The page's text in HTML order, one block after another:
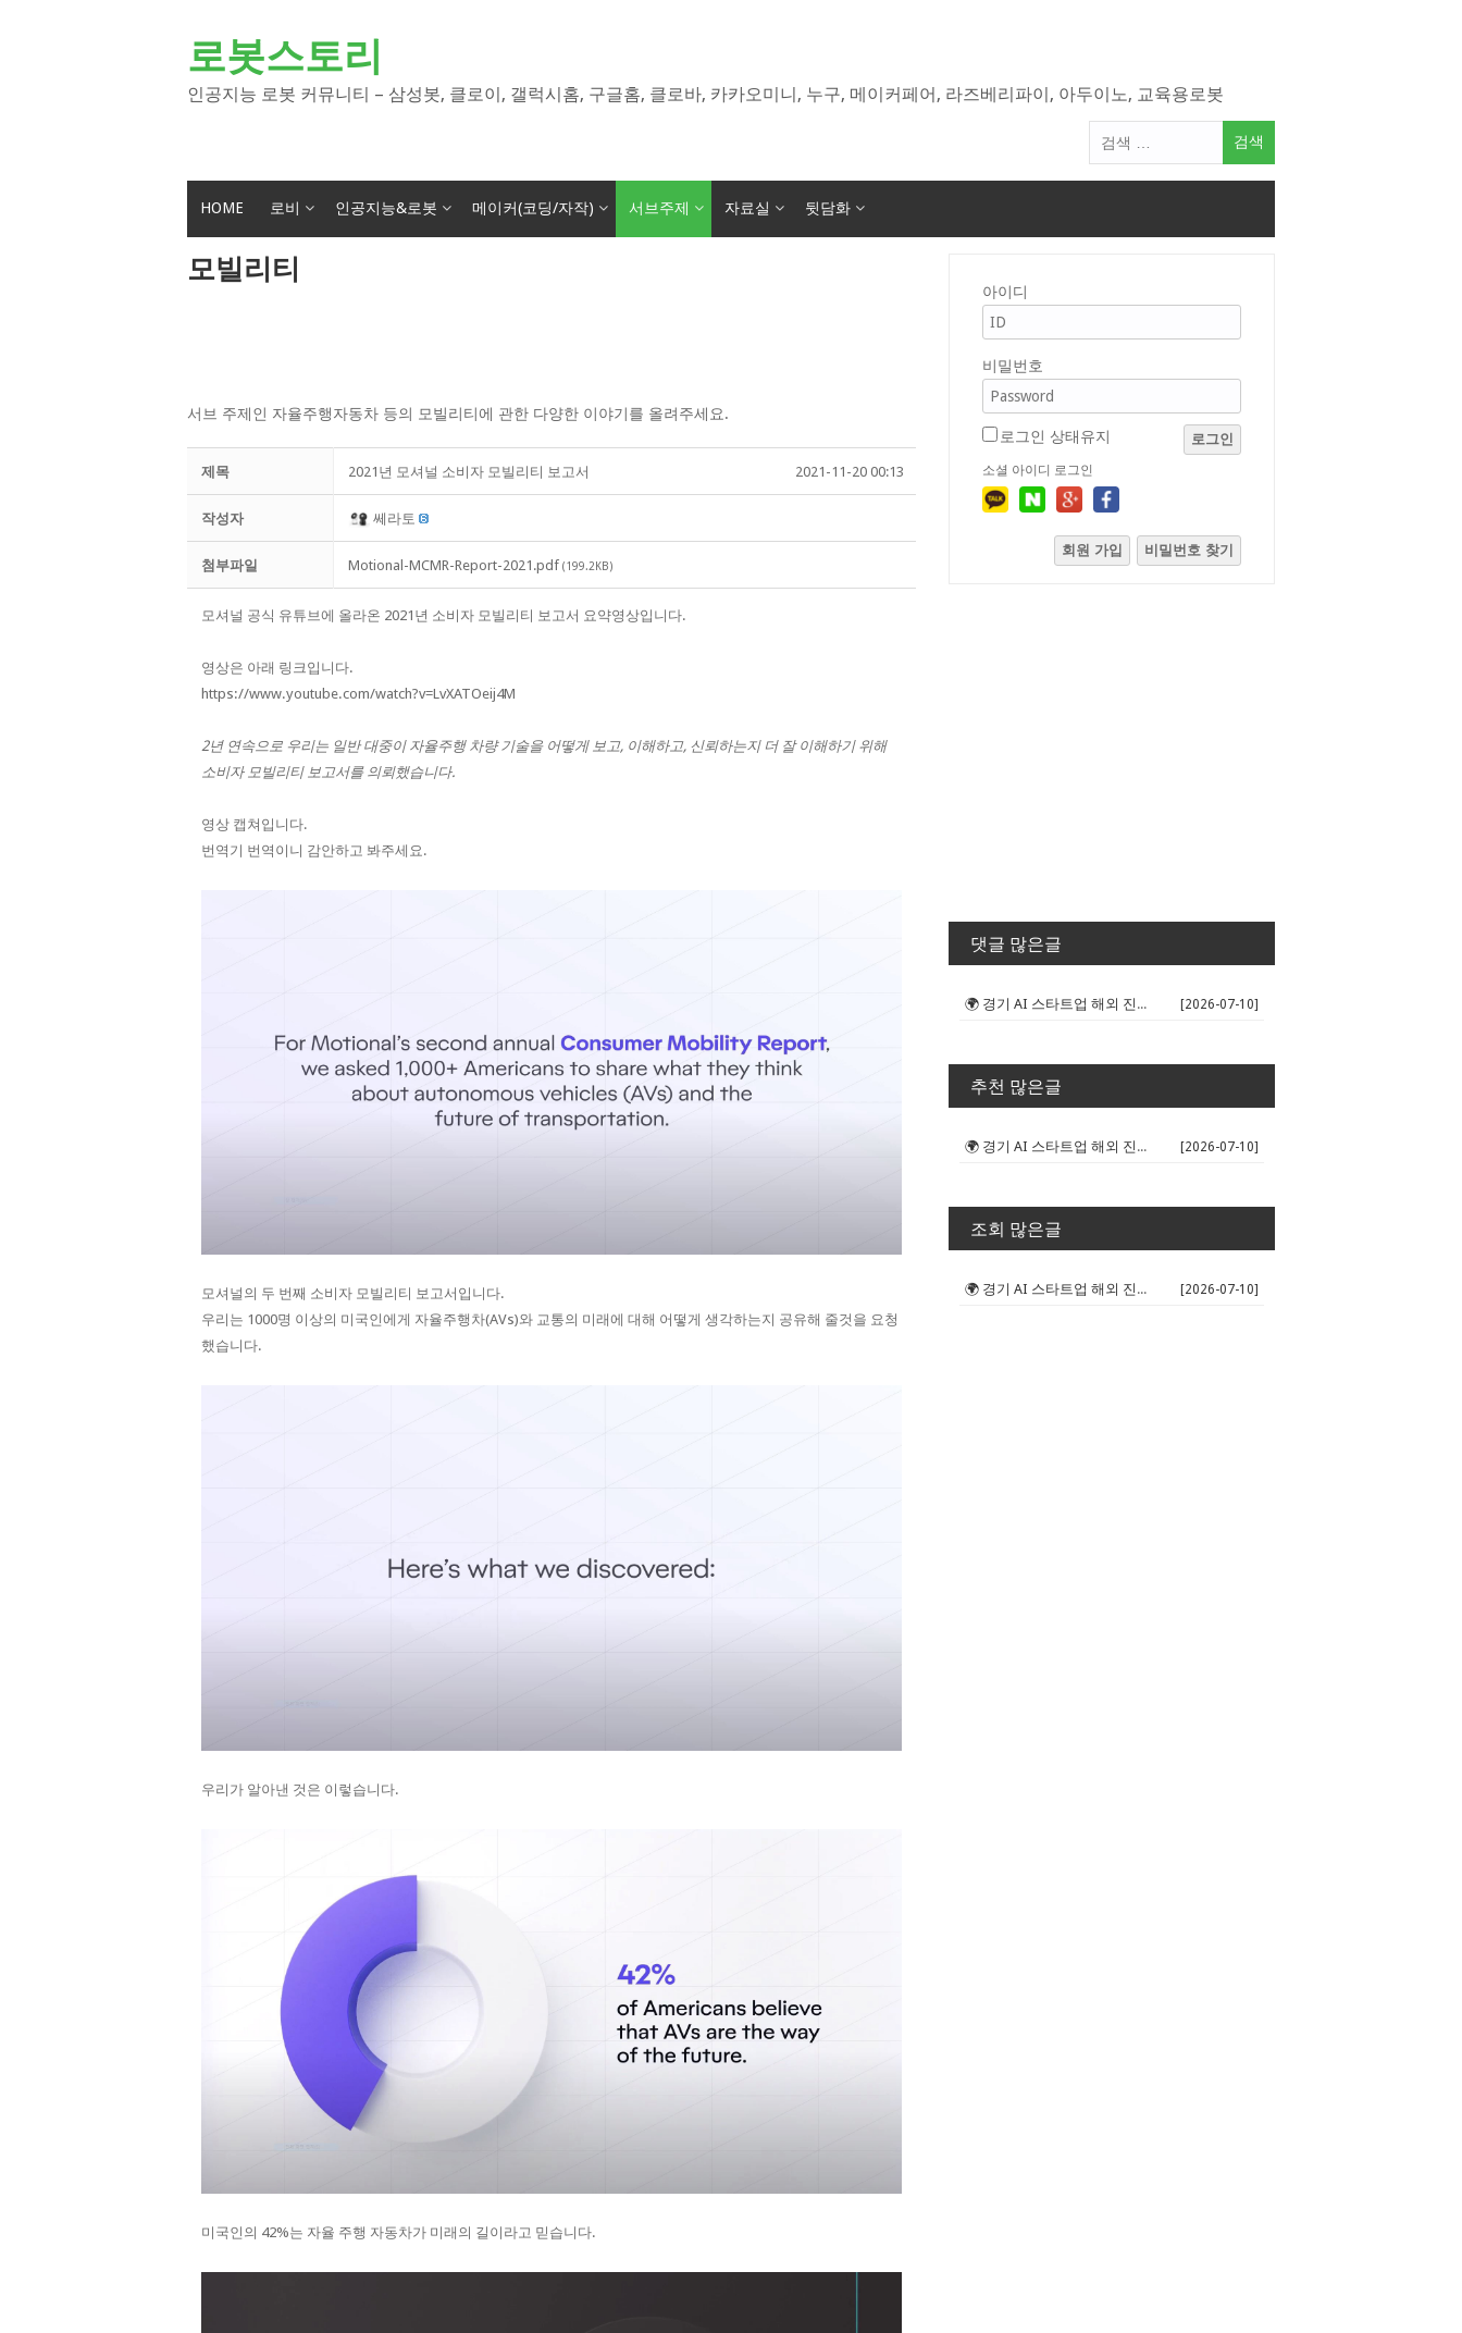
로봇스토리
인공지능 로봇 커뮤니티 – 삼성봇, 클로이, 갤럭시홈, 구글홈, 클로바, 카카오미니, 누구, 메이커페어, 라즈베리파이, 아두이노, 교육용로봇
색
HOME 로비 인공지능&로봇 메이커(코딩/자작) 서브주제 자료실 뒷담화
모빌리티
서브 주제인 자율주행자동차 등의 모빌리티에 관한 다양한 이야기를 올려주세요.
제목 2021년 모셔널 소비자 모빌리티 보고서 2021-11-20 00:13
작성자 쎄라토
첨부파일 Motional-MCMR-Report-2021.pdf (199.2KB)
모셔널 공식 유튜브에 올라온 2021년 소비자 모빌리티 보고서 요약영상입니다.
영상은 아래 링크입니다.
https://www.youtube.com/watch?v=LvXATOeij4M
2년 연속으로 우리는 일반 대중이 자율주행 차량 기술을 어떻게 보고, 이해하고, 신뢰하는지 더 잘 이해하기 위해
소비자 모빌리티 보고서를 의뢰했습니다.
영상 캡쳐입니다.
번역기 번역이니 감안하고 봐주세요.
모셔널의 두 번째 소비자 모빌리티 보고서입니다.
우리는 1000명 이상의 미국인에게 자율주행차(AVs)와 교통의 미래에 대해 어떻게 생각하는지 공유해 줄것을 요청
했습니다.
우리가 알아낸 것은 이렇습니다.​
미국인의 42%는 자율 주행 자동차가 미래의 길이라고 믿습니다.​
아이디
비밀번호
로그인 상태유지 로그인
소셜 아이디 로그인
회원 가입 비밀번호 찾기
댓글 많은글
🌍 경기 AI 스타트업 해외 진출 판... [2026-07-10]
추천 많은글
🌍 경기 AI 스타트업 해외 진출 판... [2026-07-10]
조회 많은글
🌍 경기 AI 스타트업 해외 진출 판... [2026-07-10]